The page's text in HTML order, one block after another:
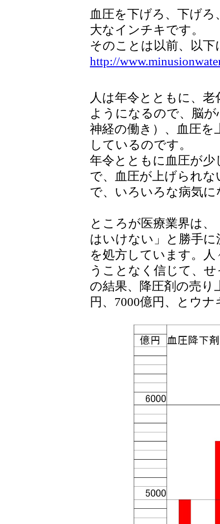
血圧を下げろ、下げ
大なインチキです。
そのことは以前、以
http://
人は年令とともに、
ようになるので、脳
神経の働き）、血圧
しているのです。
年令とともに血圧が
で、血圧が上げられ
で、いろいろな病気
ところが医療業界は
はいけない」と勝手に
を処方しています。
うことなく信じて、
の結果、降圧剤の売り
円、7000億円、とウ